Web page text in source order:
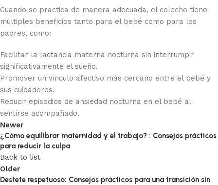
Cuando se practica de manera adecuada, el colecho tiene
múltiples beneficios tanto para el bebé como para los
padres, como:
Facilitar la lactancia materna nocturna sin interrumpir
significativamente el sueño.
Promover un vínculo afectivo más cercano entre el bebé y
sus cuidadores.
Reducir episodios de ansiedad nocturna en el bebé al
sentirse acompañado.
Newer
¿Cómo equilibrar maternidad y el trabajo? : Consejos prácticos
para reducir la culpa
Back to list
Older
Destete respetuoso: Consejos prácticos para una transición sin